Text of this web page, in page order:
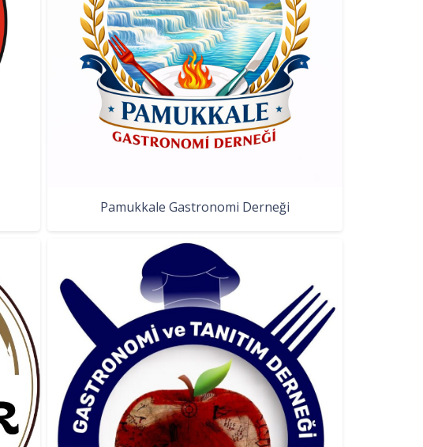
Pamukkale Gastronomi Derneği